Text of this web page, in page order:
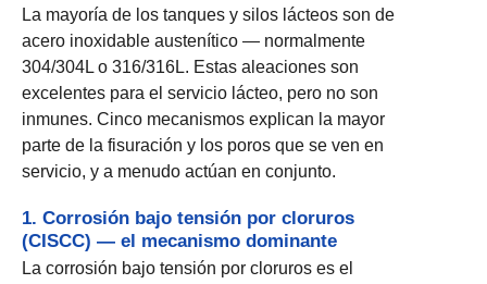
La mayoría de los tanques y silos lácteos son de
acero inoxidable austenítico — normalmente
304/304L o 316/316L. Estas aleaciones son
excelentes para el servicio lácteo, pero no son
inmunes. Cinco mecanismos explican la mayor
parte de la fisuración y los poros que se ven en
servicio, y a menudo actúan en conjunto.
1. Corrosión bajo tensión por cloruros
(CISCC) — el mecanismo dominante
La corrosión bajo tensión por cloruros es el